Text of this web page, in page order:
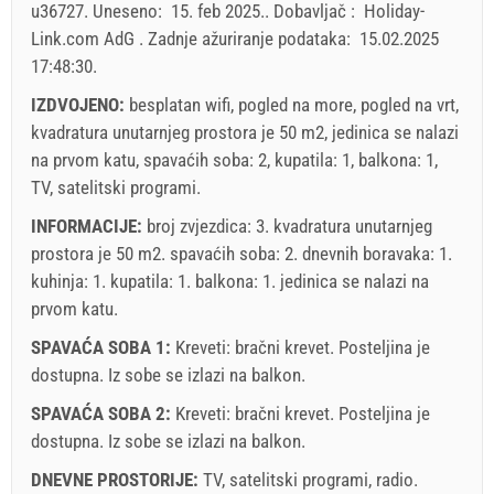
Holiday-Link plaća: 30. sep 2025. - 31. dec 2026. / - 10
%
Obavezno:Prijava gostiju (01.07. - 31.08): 10 EUR (once -
za_person), Prijava gostiju (01.01 - 30.06. / 01.09. - 31.12.):
5 EUR (once - za_person)
Uvjeti i odredbe dobavljača
Rezervirajte i čekajte na potvrdu
u36727. Uneseno: 15. feb 2025.. Dobavljač : Holiday-
Link.com AdG . Zadnje ažuriranje podataka: 15.02.2025
17:48:30.
IZDVOJENO: besplatan wifi, pogled na more, pogled na vrt,
kvadratura unutarnjeg prostora je 50 m2, jedinica se nalazi
na prvom katu, spavaćih soba: 2, kupatila: 1, balkona: 1,
TV, satelitski programi.
INFORMACIJE: broj zvjezdica: 3. kvadratura unutarnjeg
prostora je 50 m2. spavaćih soba: 2. dnevnih boravaka: 1.
kuhinja: 1. kupatila: 1. balkona: 1. jedinica se nalazi na
prvom katu.
SPAVAĆA SOBA 1: Kreveti: bračni krevet. Posteljina je
dostupna. Iz sobe se izlazi na balkon.
SPAVAĆA SOBA 2: Kreveti: bračni krevet. Posteljina je
dostupna. Iz sobe se izlazi na balkon.
DNEVNE PROSTORIJE: TV, satelitski programi, radio.